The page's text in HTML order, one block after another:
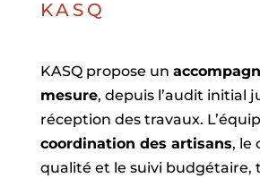
KASQ
KASQ propose un
mesure, depuis l’audit initial
réception des travaux.
coordination des artisans, le
qualité et le suivi budgétaire,